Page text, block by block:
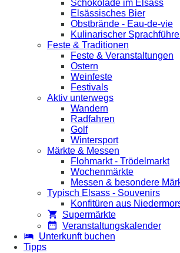
Schokolade im Elsass
Elsässisches Bier
Obstbrände - Eau-de-vie
Kulinarischer
Feste & Traditionen
Feste & Veranstaltungen
Ostern
Weinfeste
Festivals
Aktiv unterwegs
Wandern
Radfahren
Golf
Wintersport
Märkte & Messen
Flohmarkt - Trödelmarkt
Wochenmärkte
Messen & besondere
Typisch Elsass - Souvenirs
Konfitüren aus
Supermärkte
Veranstaltungskalender
Unterkunft buchen
Tipps